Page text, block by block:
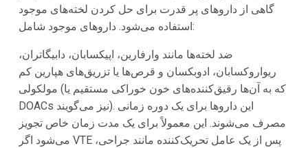
گاهی از داروهای پر قدرت برای حل کردن لخته‌های موجود
استفاده می‌شود. داروهای موجود شامل:
ضد لخته‌ها مانند وارفارین، اپیکسابان، دابیگاتران،
ریواروکسابان، ادوبکسان و قرص‌ها یا تزریق‌های هپارین کم
مولکولی (که به آن‌ها رقیق‌کننده‌های خون خوراکی مستقیم یا
DOACs نیز می‌گویند). این داروها برای یک دوره زمانی
مصرف می‌شوند. این معمولاً برای یک مدت زمان خاص تجویز
می‌شود اگر VTE پس از یک عامل تحریک‌کننده مانند جراحی،